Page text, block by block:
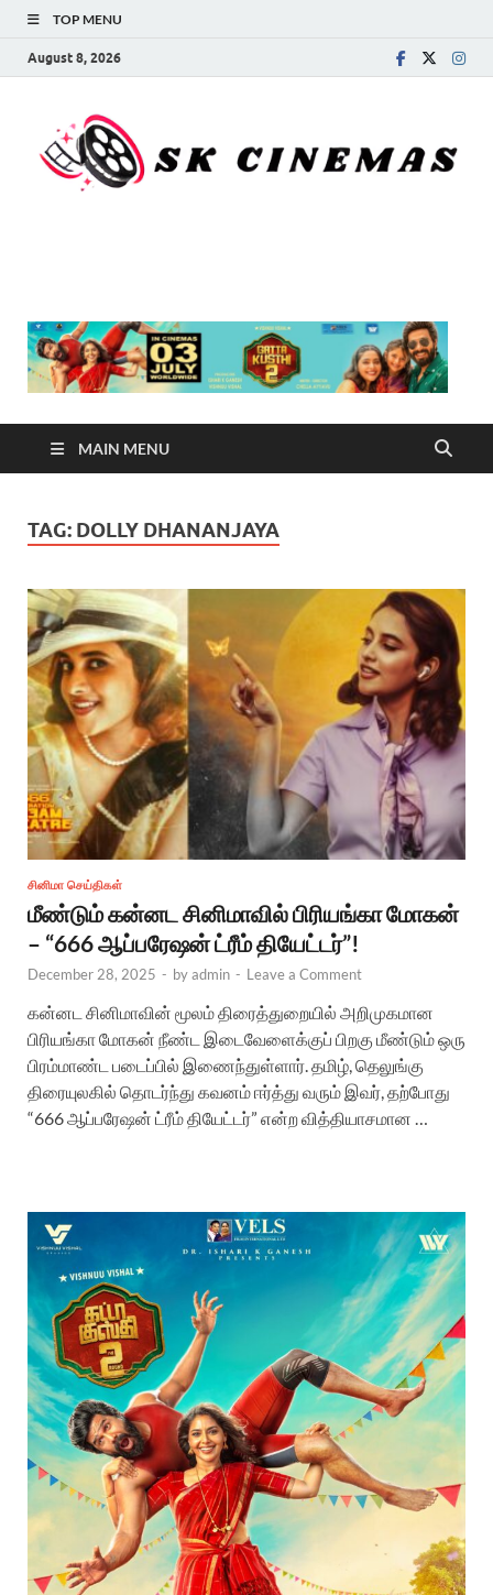
TOP MENU
August 8, 2026
MAIN MENU
TAG: DOLLY DHANANJAYA
சினிமா செய்திகள்
மீண்டும் கன்னட சினிமாவில் பிரியங்கா மோகன்
– “666 ஆப்பரேஷன் ட்ரீம் தியேட்டர்”!
December 28, 2025 - byadmin - Leave a Comment
கன்னட சினிமாவின் மூலம் திரைத்துறையில் அறிமுகமான
பிரியங்கா மோகன் நீண்ட இடைவேளைக்குப் பிறகு மீண்டும் ஒரு
பிரம்மாண்ட படைப்பில் இணைந்துள்ளார். தமிழ், தெலுங்கு
திரையுலகில் தொடர்ந்து கவனம் ஈர்த்து வரும் இவர், தற்போது
“666 ஆப்பரேஷன் ட்ரீம் தியேட்டர்” என்ற வித்தியாசமான …